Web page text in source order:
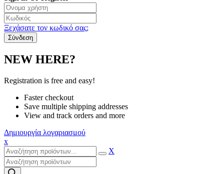
Ξεχάσατε τον κωδικό σας;
NEW HERE?
Registration is free and easy!
Faster checkout
Save multiple shipping addresses
View and track orders and more
Δημιουργία λογαριασμού
x
X
Products
search